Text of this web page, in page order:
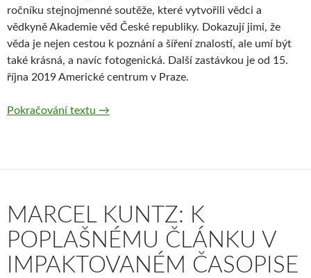
ročníku stejnojmenné soutěže, které vytvořili vědci a
vědkyně Akademie věd České republiky. Dokazují jimi, že
věda je nejen cestou k poznání a šíření znalostí, ale umí být
také krásná, a navíc fotogenická. Další zastávkou je od 15.
října 2019 Americké centrum v Praze.
Pokračování textu Výstava: Fotogenická věda 15. – 24. 10.
→
MARCEL KUNTZ: K
POPLAŠNÉMU ČLÁNKU V
IMPAKTOVANÉM ČASOPISE